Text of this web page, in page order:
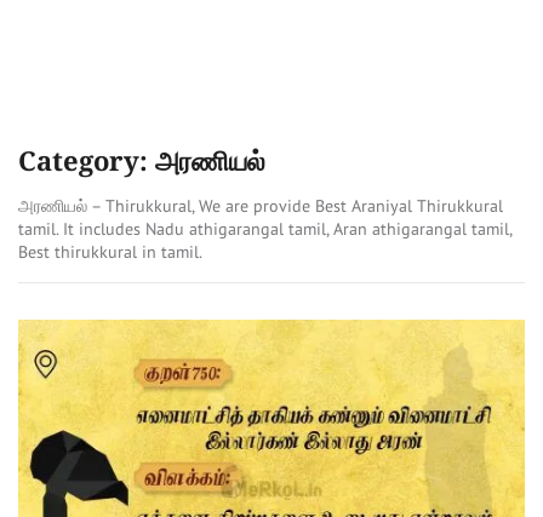
Category: அரணியல்
அரணியல் – Thirukkural, We are provide Best Araniyal Thirukkural
tamil. It includes Nadu athigarangal tamil, Aran athigarangal tamil,
Best thirukkural in tamil.